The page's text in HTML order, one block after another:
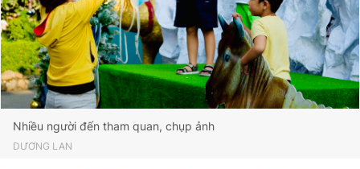
Nhiều người đến tham quan, chụp ảnh
DƯƠNG LAN